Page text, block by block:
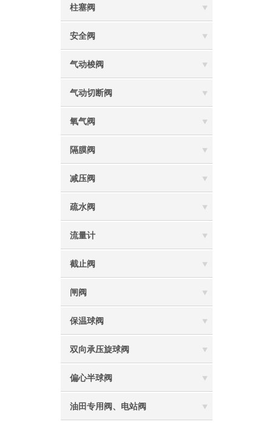
柱塞阀
安全阀
气动梭阀
气动切断阀
氧气阀
隔膜阀
减压阀
疏水阀
流量计
截止阀
闸阀
保温球阀
双向承压旋球阀
偏心半球阀
油田专用阀、电站阀